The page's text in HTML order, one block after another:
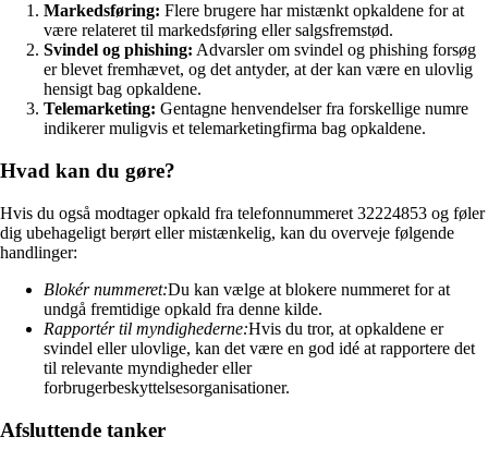
Markedsføring: Flere brugere har mistænkt opkaldene for at
være relateret til markedsføring eller salgsfremstød.
Svindel og phishing: Advarsler om svindel og phishing forsøg
er blevet fremhævet, og det antyder, at der kan være en ulovlig
hensigt bag opkaldene.
Telemarketing: Gentagne henvendelser fra forskellige numre
indikerer muligvis et telemarketingfirma bag opkaldene.
Hvad kan du gøre?
Hvis du også modtager opkald fra telefonnummeret 32224853 og føler
dig ubehageligt berørt eller mistænkelig, kan du overveje følgende
handlinger:
Blokér nummeret:Du kan vælge at blokere nummeret for at
undgå fremtidige opkald fra denne kilde.
Rapportér til myndighederne:Hvis du tror, at opkaldene er
svindel eller ulovlige, kan det være en god idé at rapportere det
til relevante myndigheder eller
forbrugerbeskyttelsesorganisationer.
Afsluttende tanker